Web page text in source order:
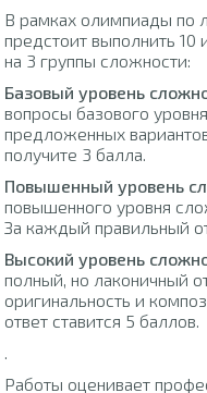
В рамках олимпиады по
предстоит выполнить
на 3 группы сложности:
Базовый уровень
вопросы базового
предложенных
получите 3 балла.
Повышенный уровень
повышенного уровня
За каждый правильный
Высокий уровень
полный, но лаконичный
оригинальность и
ответ ставится 5 баллов.
.
Работы оценивает